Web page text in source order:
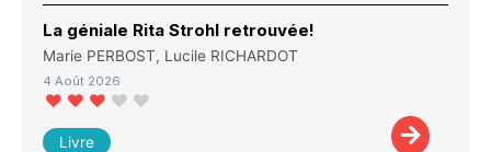
La géniale Rita Strohl retrouvée!
Marie PERBOST, Lucile RICHARDOT
4 Août 2026
Livre